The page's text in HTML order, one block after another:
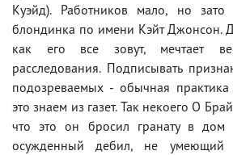
Куэйд). Работников мало, но зато
блондинка по имени Кэйт Джонсон.
как его все зовут, мечтает
расследования. Подписывать
подозреваемых - обычная
это знаем из газет. Так некоего О
что это он бросил гранату в дом
осужденный дебил, не умеющий